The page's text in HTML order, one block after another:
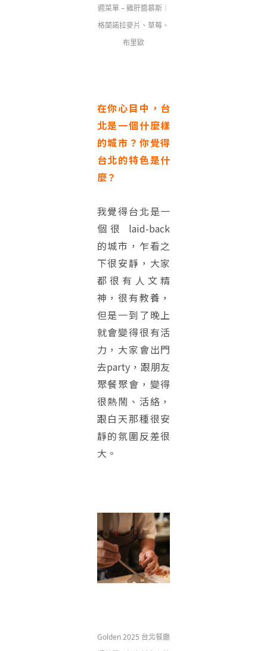
週菜單 – 雞肝醬慕斯｜
格蘭諾拉麥片、草莓、
布里歐
在你心目中，台
北是一個什麼樣
的城市？你覺得
台北的特色是什
麼？
我覺得台北是一
個很 laid-back
的城市，乍看之
下很安靜，大家
都很有人文精
神，很有教養，
但是一到了晚上
就會變得很有活
力，大家會出門
去party，跟朋友
聚餐聚會，變得
很熱鬧、活絡，
跟白天那種很安
靜的氛圍反差很
大。
Golden 2025 台北餐廳